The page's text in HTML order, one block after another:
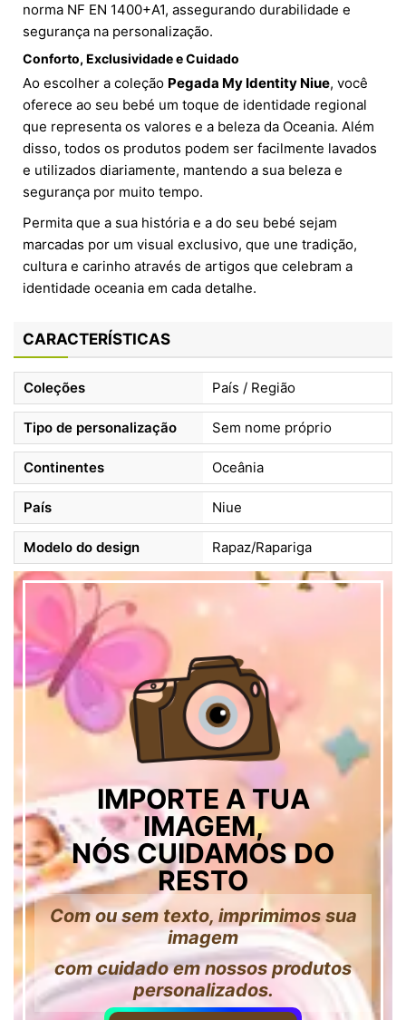
norma NF EN 1400+A1, assegurando durabilidade e
segurança na personalização.
Conforto, Exclusividade e Cuidado
Ao escolher a coleção Pegada My Identity Niue, você
oferece ao seu bebé um toque de identidade regional
que representa os valores e a beleza da Oceania. Além
disso, todos os produtos podem ser facilmente lavados
e utilizados diariamente, mantendo a sua beleza e
segurança por muito tempo.
Permita que a sua história e a do seu bebé sejam
marcadas por um visual exclusivo, que une tradição,
cultura e carinho através de artigos que celebram a
identidade oceania em cada detalhe.
CARACTERÍSTICAS
Coleções País / Região
Tipo de personalização Sem nome próprio
Continentes Oceânia
País Niue
Modelo do design Rapaz/Rapariga
IMPORTE A TUA
IMAGEM,
NÓS CUIDAMOS DO
RESTO
Com ou sem texto, imprimimos sua
imagem
com cuidado em nossos produtos
personalizados.